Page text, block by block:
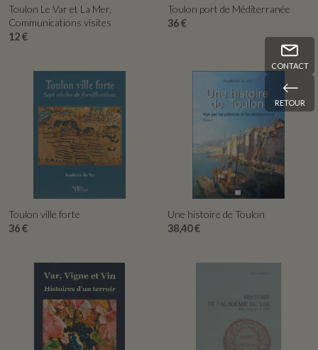
CONTACT
RETOUR
APERÇU RAPIDE
Toulon Le Var et La Mer,
Communications visites
12 €
APERÇU RAPIDE
Toulon port de Méditerranée
36 €
APERÇU RAPIDE
Toulon ville forte
36 €
APERÇU RAPIDE
Une histoire de Toulon
38,40 €